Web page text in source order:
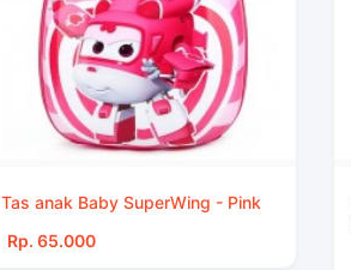
Tas anak Baby SuperWing - Pink
Rp. 65.000